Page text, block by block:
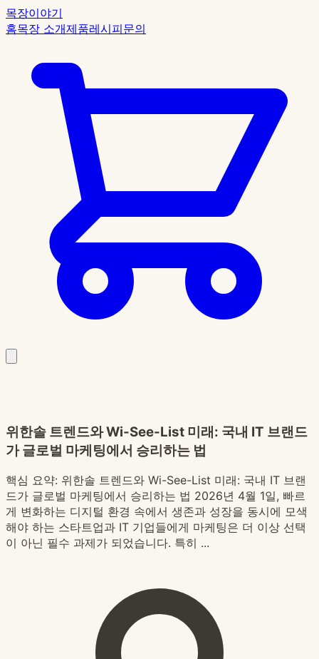
목장이야기
홈목장 소개제품레시피문의
위한솔 트렌드와 Wi-See-List 미래: 국내 IT 브랜드
가 글로벌 마케팅에서 승리하는 법
핵심 요약: 위한솔 트렌드와 Wi-See-List 미래: 국내 IT 브랜
드가 글로벌 마케팅에서 승리하는 법 2026년 4월 1일, 빠르
게 변화하는 디지털 환경 속에서 생존과 성장을 동시에 모색
해야 하는 스타트업과 IT 기업들에게 마케팅은 더 이상 선택
이 아닌 필수 과제가 되었습니다. 특히 ...